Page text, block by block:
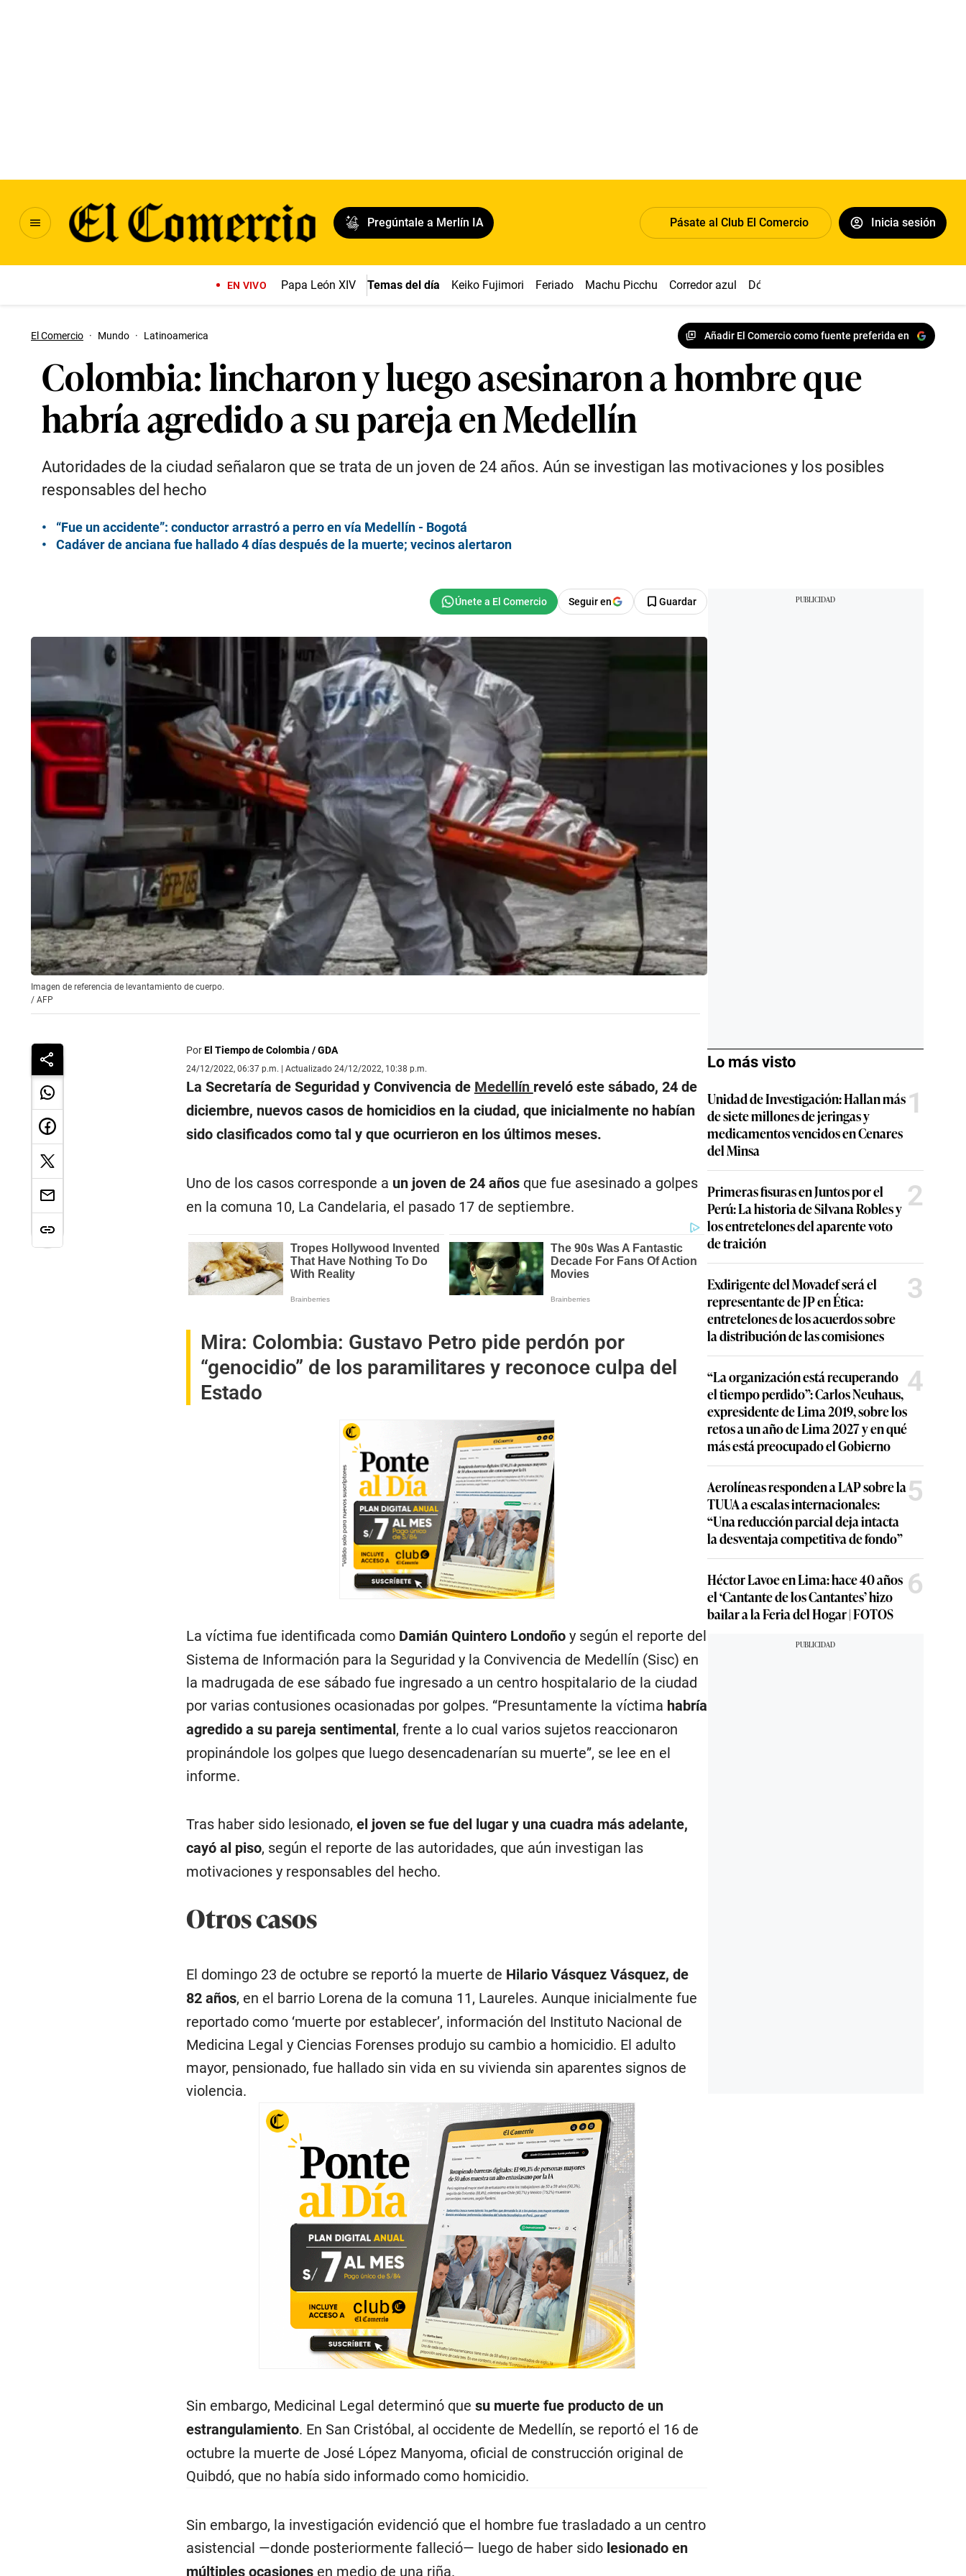
Pregúntale a Merlín IA Pásate al Club El Comercio Inicia sesión
EN VIVO Papa León XIV Temas del día Keiko Fujimori Feriado Machu Picchu Corredor azul Dólar
El Comercio · Mundo · Latinoamerica Añadir El Comercio como fuente preferida en
Colombia: lincharon y luego asesinaron a hombre que
habría agredido a su pareja en Medellín
Autoridades de la ciudad señalaron que se trata de un joven de 24 años. Aún se investigan las motivaciones y los posibles
responsables del hecho
“Fue un accidente”: conductor arrastró a perro en vía Medellín - Bogotá
Cadáver de anciana fue hallado 4 días después de la muerte; vecinos alertaron
Seguir en Guardar
Imagen de referencia de levantamiento de cuerpo.
/ AFP
PorEl Tiempo de Colombia / GDA
24/12/2022, 06:37 p.m. | Actualizado 24/12/2022, 10:38 p.m.
La Secretaría de Seguridad y Convivencia de Medellín reveló este sábado, 24 de
diciembre, nuevos casos de homicidios en la ciudad, que inicialmente no habían
sido clasificados como tal y que ocurrieron en los últimos meses.
Uno de los casos corresponde a un joven de 24 añosque fue asesinado a golpes
en la comuna 10, La Candelaria, el pasado 17 de septiembre.
Mira: Colombia: Gustavo Petro pide perdón por
“genocidio” de los paramilitares y reconoce culpa del
Estado
La víctima fue identificada como Damián Quintero Londoño y según el reporte del
Sistema de Información para la Seguridad y la Convivencia de Medellín (Sisc) en
la madrugada de ese sábado fue ingresado a un centro hospitalario de la ciudad
por varias contusiones ocasionadas por golpes. “Presuntamente la víctima habría
agredido a su pareja sentimental, frente a lo cual varios sujetos reaccionaron
propinándole los golpes que luego desencadenarían su muerte”, se lee en el
informe.
Tras haber sido lesionado, el joven se fue del lugar y una cuadra más adelante,
cayó al piso, según el reporte de las autoridades, que aún investigan las
motivaciones y responsables del hecho.
Otros casos
El domingo 23 de octubre se reportó la muerte de Hilario Vásquez Vásquez, de
82 años, en el barrio Lorena de la comuna 11, Laureles. Aunque inicialmente fue
reportado como ‘muerte por establecer’, información del Instituto Nacional de
Medicina Legal y Ciencias Forenses produjo su cambio a homicidio. El adulto
mayor, pensionado, fue hallado sin vida en su vivienda sin aparentes signos de
violencia.
Sin embargo, Medicinal Legal determinó que su muerte fue producto de un
estrangulamiento. En San Cristóbal, al occidente de Medellín, se reportó el 16 de
octubre la muerte de José López Manyoma, oficial de construcción original de
Quibdó, que no había sido informado como homicidio.
Sin embargo, la investigación evidenció que el hombre fue trasladado a un centro
asistencial —donde posteriormente falleció— luego de haber sidolesionado en
múltiples ocasionesen medio de una riña.
Lo más visto
Unidad de Investigación: Hallan más
de siete millones de jeringas y
medicamentos vencidos en Cenares
del Minsa
1
Primeras fisuras en Juntos por el
Perú: La historia de Silvana Robles y
los entretelones del aparente voto
de traición
2
Exdirigente del Movadef será el
representante de JP en Ética:
entretelones de los acuerdos sobre
la distribución de las comisiones
3
“La organización está recuperando
el tiempo perdido”: Carlos Neuhaus,
expresidente de Lima 2019, sobre los
retos a un año de Lima 2027 y en qué
más está preocupado el Gobierno
4
Aerolíneas responden a LAP sobre la
TUUA a escalas internacionales:
“Una reducción parcial deja intacta
la desventaja competitiva de fondo”
5
Héctor Lavoe en Lima: hace 40 años
el ‘Cantante de los Cantantes’ hizo
bailar a la Feria del Hogar | FOTOS
6